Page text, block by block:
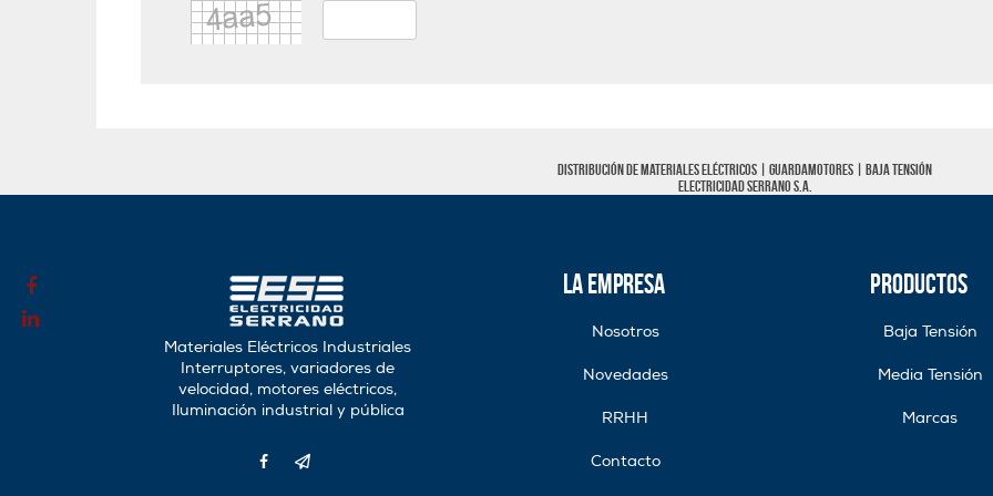
Distribución de materiales eléctricos | Guardamotores | Baja tensión
Electricidad Serrano S.A.
Materiales Eléctricos Industriales
Interruptores, variadores de
velocidad, motores eléctricos,
Iluminación industrial y pública
La Empresa
Nosotros
Novedades
RRHH
Contacto
Productos
Baja Tensión
Media Tensión
Marcas